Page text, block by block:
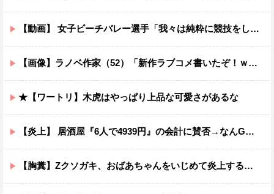
【動画】 女子ビーチバレー選手「我々は純粋に競技をしてるので性的な目で見ないでください！！」
【画像】ラノベ作家（52）「新作ラブコメ書いたぞ！ｗ」X民「いい歳こいてラブコメ（笑）恥ずかしくないの？」←やめたれｗと話題に
★【ワートリ】木虎はやっぱり上品な可愛さがあるな
【炎上】 居酒屋『6人で4939円』の会計に賛否→なんG民の投票結果が笑えるｗｗｗ
【胸糞】Zクソガキ、おばあちゃんをいじめて炎上するｗｗｗｗ